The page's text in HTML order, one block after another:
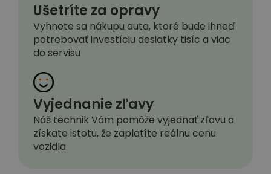
Ušetríte za opravy
Vyhnete sa nákupu auta, ktoré bude ihneď
potrebovať investíciu desiatky tisíc a viac
do servisu
Vyjednanie zľavy
Náš technik Vám pomôže vyjednať zľavu a
získate istotu, že zaplatíte reálnu cenu
vozidla